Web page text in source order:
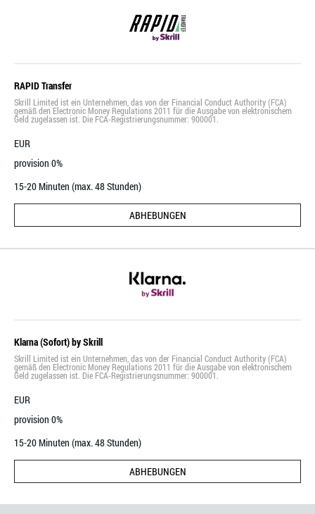
RAPID Transfer
Skrill Limited ist ein Unternehmen, das von der Financial Conduct Authority (FCA)
gemäß den Electronic Money Regulations 2011 für die Ausgabe von elektronischem
Geld zugelassen ist. Die FCA-Registrierungsnummer: 900001.
EUR
provision 0%
15-20 Minuten (max. 48 Stunden)
ABHEBUNGEN
Klarna (Sofort) by Skrill
Skrill Limited ist ein Unternehmen, das von der Financial Conduct Authority (FCA)
gemäß den Electronic Money Regulations 2011 für die Ausgabe von elektronischem
Geld zugelassen ist. Die FCA-Registrierungsnummer: 900001.
EUR
provision 0%
15-20 Minuten (max. 48 Stunden)
ABHEBUNGEN